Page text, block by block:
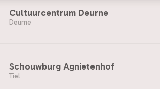
Cultuurcentrum Deurne
Deurne
Schouwburg Agnietenhof
Tiel